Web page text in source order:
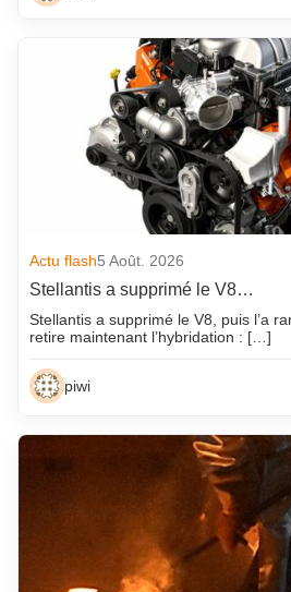
Actu flash5 Août. 2026
Stellantis a supprimé le V8…
Stellantis a supprimé le V8, puis l’a
retire maintenant l’hybridation : […]
piwi